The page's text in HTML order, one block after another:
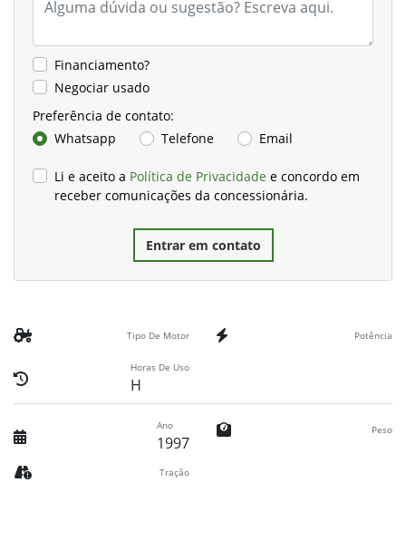
Financiamento?
Negociar usado
Preferência de contato:
Whatsapp
Telefone Email
Li e aceito a Política de Privacidade e concordo em
receber comunicações da concessionária.
Entrar em contato
Tipo De Motor Potência
Horas De Uso
H
Ano
1997
Peso
Tração